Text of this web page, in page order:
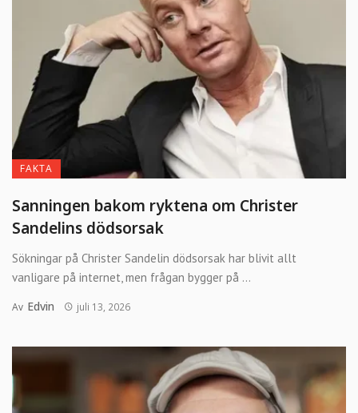
FAKTA
Sanningen bakom ryktena om Christer
Sandelins dödsorsak
Sökningar på Christer Sandelin dödsorsak har blivit allt
vanligare på internet, men frågan bygger på ...
Av Edvin juli 13, 2026